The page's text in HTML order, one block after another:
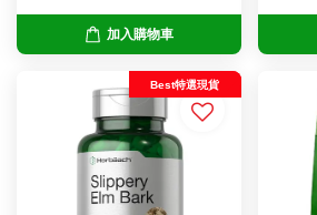
加入購物車
Best特選現貨